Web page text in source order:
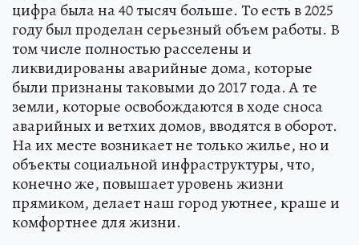
цифра была на 40 тысяч больше. То есть в 2025
году был проделан серьезный объем работы. В
том числе полностью расселены и
ликвидированы аварийные дома, которые
были признаны таковыми до 2017 года. А те
земли, которые освобождаются в ходе сноса
аварийных и ветхих домов, вводятся в оборот.
На их месте возникает не только жилье, но и
объекты социальной инфраструктуры, что,
конечно же, повышает уровень жизни
прямиком, делает наш город уютнее, краше и
комфортнее для жизни.